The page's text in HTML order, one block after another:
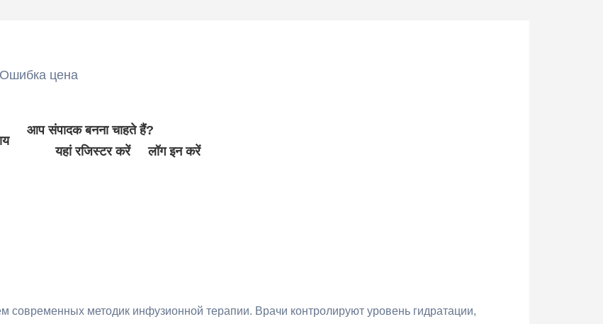
आप संपादक बनना चाहते हैं?
यहां रजिस्टर करें
लॉग इन करें
цена
современных методик инфузионной терапии. Врачи контролируют уровень гидратации,